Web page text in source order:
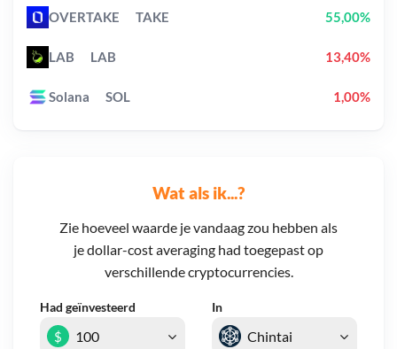
Wat als ik...?
Zie hoeveel waarde je vandaag zou hebben als
je dollar-cost averaging had toegepast op
verschillende cryptocurrencies.
Had geïnvesteerd In
$
OVERTAKE TAKE 55,00%
LAB LAB 13,40%
Solana SOL 1,00%